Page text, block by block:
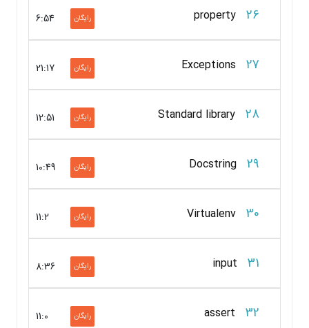
26
property
6:54 رایگان
27
Exceptions
21:17 رایگان
28
Standard library
12:51 رایگان
29
Docstring
10:49 رایگان
30
Virtualenv
11:2 رایگان
31
input
8:36 رایگان
32
assert
11:0 رایگان